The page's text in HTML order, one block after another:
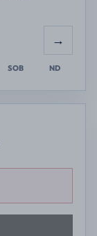
→
SOB ND